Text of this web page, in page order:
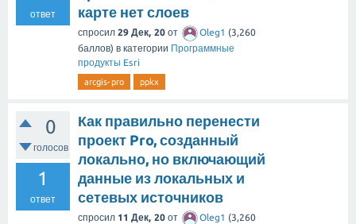
ответ
карте нет слоев
спросил 29 Дек, 20 от Oleg1 (3,260
баллов) в категории Программные
продукты Esri
arcgis-pro ppkx
0
голосов
1
ответ
Как правильно перенести
проект Pro, созданный
локально, но включающий
данные из локальных и
сетевых источников
спросил 11 Дек, 20 от Oleg1 (3,260